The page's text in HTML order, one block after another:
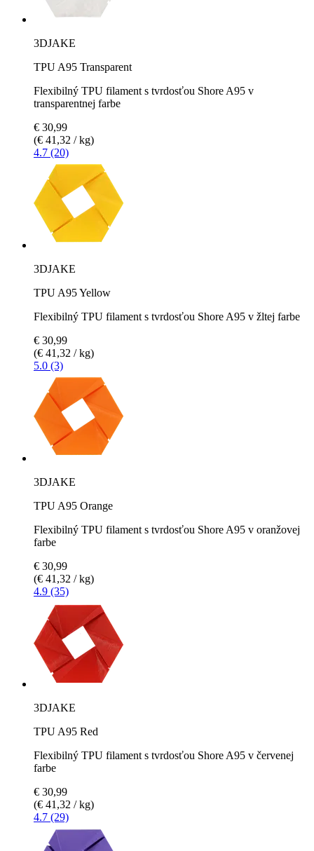
3DJAKE
TPU A95 Transparent
Flexibilný TPU filament s tvrdosťou Shore A95 v
transparentnej farbe
€ 30,99
(€ 41,32 / kg)
4.7 (20)
3DJAKE
TPU A95 Yellow
Flexibilný TPU filament s tvrdosťou Shore A95 v žltej farbe
€ 30,99
(€ 41,32 / kg)
5.0 (3)
3DJAKE
TPU A95 Orange
Flexibilný TPU filament s tvrdosťou Shore A95 v oranžovej
farbe
€ 30,99
(€ 41,32 / kg)
4.9 (35)
3DJAKE
TPU A95 Red
Flexibilný TPU filament s tvrdosťou Shore A95 v červenej
farbe
€ 30,99
(€ 41,32 / kg)
4.7 (29)